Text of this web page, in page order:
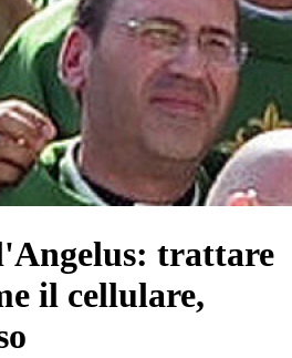
trattare
il cellulare,